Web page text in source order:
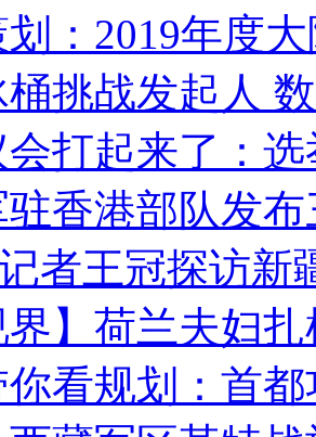
：2019年度
挑战发起人
打起来了：
香港部队发
者王冠探访新
界】荷兰夫妇
看规划：首